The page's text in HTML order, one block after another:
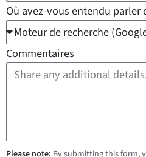
Où avez-vous entendu parler
Commentaires
Please note: By submitting this form,